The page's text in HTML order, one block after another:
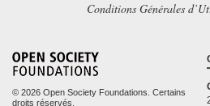
Conditions Générales
© 2026 Open Society Foundations. Certains
droits réservés.